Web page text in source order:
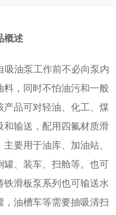
概述
油泵工作前不必向泵内
料，同时不怕油污和一般
产品可对轻油、化工、煤
输送，配用四氟材质滑
要用于油库、加油站、
罐、装车、扫舱等。也可
铁滑板泵系列也可输送水
，油槽车等需要抽吸清扫